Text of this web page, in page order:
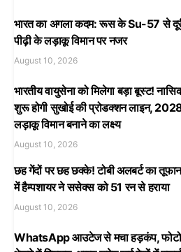
भारत का अगला कदम: रूस के Su-57 से
पीढ़ी के लड़ाकू विमान पर नजर
August 10, 2026
भारतीय वायुसेना को मिलेगा बड़ा बूस्ट!
शुरू होगी सुखोई की प्रोडक्शन लाइन,
लड़ाकू विमान बनाने का लक्ष्य
August 10, 2026
छह गेंदों पर छह छक्के! टोबी अलबर्ट का
में हैम्पशायर ने ससेक्स को 51 रन से हराया
August 10, 2026
WhatsApp आउटेज से मचा हड़कंप, फोटो-